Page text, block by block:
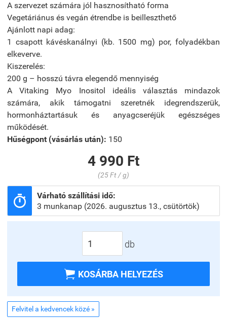
A szervezet számára jól hasznosítható forma
Vegetáriánus és vegán étrendbe is beilleszthető
Ajánlott napi adag:
1 csapott kávéskanálnyi (kb. 1500 mg) por, folyadékban
elkeverve.
Kiszerelés:
200 g – hosszú távra elegendő mennyiség
A Vitaking Myo Inositol ideális választás mindazok
számára, akik támogatni szeretnék idegrendszerük,
hormonháztartásuk és anyagcseréjük egészséges
működését.
Hűségpont (vásárlás után): 150
4 990 Ft
(25 Ft / g)

Várható szállítási idő:
3 munkanap (2026. augusztus 13., csütörtök)
db
 KOSÁRBA HELYEZÉS
Felvitel a kedvencek közé »